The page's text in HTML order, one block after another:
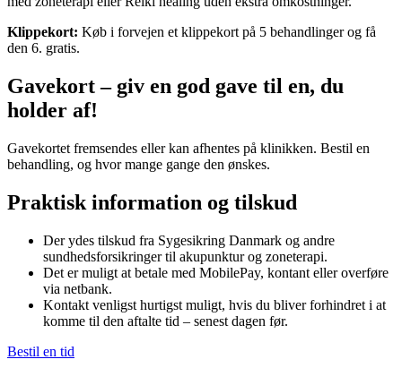
Klippekort: Køb i forvejen et klippekort på 5 behandlinger og få
den 6. gratis.
Gavekort – giv en god gave til en, du
holder af!
Gavekortet fremsendes eller kan afhentes på klinikken. Bestil en
behandling, og hvor mange gange den ønskes.
Praktisk information og tilskud
Der ydes tilskud fra Sygesikring Danmark og andre
sundhedsforsikringer til akupunktur og zoneterapi.
Det er muligt at betale med MobilePay, kontant eller overføre
via netbank.
Kontakt venligst hurtigst muligt, hvis du bliver forhindret i at
komme til den aftalte tid – senest dagen før.
Bestil en tid